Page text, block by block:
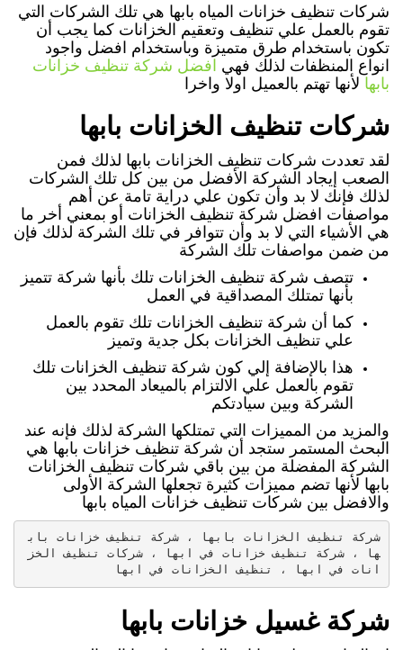
شركات تنظيف خزانات المياه بابها هي تلك الشركات التي
تقوم بالعمل علي تنظيف وتعقيم الخزانات كما يجب أن
تكون باستخدام طرق متميزة وباستخدام افضل واجود
انواع المنظفات لذلك فهي افضل شركة تنظيف خزانات
بابها لأنها تهتم بالعميل اولا واخرا
شركات تنظيف الخزانات بابها
لقد تعددت شركات تنظيف الخزانات بابها لذلك فمن
الصعب إيجاد الشركة الأفضل من بين كل تلك الشركات
لذلك فإنك لا بد وأن تكون علي دراية تامة عن أهم
مواصفات افضل شركة تنظيف الخزانات أو بمعني أخر ما
هي الأشياء التي لا بد وأن تتوافر في تلك الشركة لذلك فإن
من ضمن مواصفات تلك الشركة
تتصف شركة تنظيف الخزانات تلك بأنها شركة تتميز
بأنها تمتلك المصداقية في العمل
كما أن شركة تنظيف الخزانات تلك تقوم بالعمل
علي تنظيف الخزانات بكل جدية وتميز
هذا بالإضافة إلي كون شركة تنظيف الخزانات تلك
تقوم بالعمل علي الالتزام بالميعاد المحدد بين
الشركة وبين سيادتكم
والمزيد من المميزات التي تمتلكها الشركة لذلك فإنه عند
البحث المستمر ستجد أن شركة تنظيف خزانات بابها هي
الشركة المفضلة من بين باقي شركات تنظيف الخزانات
بابها لأنها تضم مميزات كثيرة تجعلها الشركة الأولى
والافضل بين شركات تنظيف خزانات المياه بابها
شركة تنظيف الخزانات بابها ، شركة تنظيف خزانات باب
ها ، شركة تنظيف خزانات في ابها ، شركات تنظيف الخز
انات في ابها ، تنظيف الخزانات في ابها
شركة غسيل خزانات بابها